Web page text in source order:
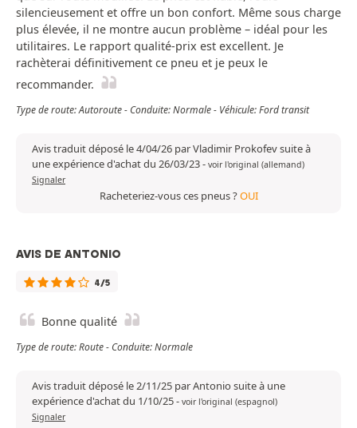
silencieusement et offre un bon confort. Même sous charge
plus élevée, il ne montre aucun problème – idéal pour les
utilitaires. Le rapport qualité-prix est excellent. Je
rachèterai définitivement ce pneu et je peux le
recommander.
Type de route: Autoroute - Conduite: Normale - Véhicule: Ford transit
Avis traduit déposé le 4/04/26 par Vladimir Prokofev suite à
une expérience d'achat du 26/03/23- voir l'original (allemand)
Signaler
Racheteriez-vous ces pneus ?OUI
AVIS DE ANTONIO
4/5
Bonne qualité
Type de route: Route - Conduite: Normale
Avis traduit déposé le 2/11/25 par Antonio suite à une
expérience d'achat du 1/10/25- voir l'original (espagnol)
Signaler